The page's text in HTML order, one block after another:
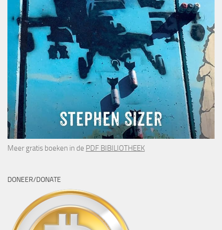
Meer gratis boeken in de PDF BIBILIOTHEEK
DONEER/DONATE